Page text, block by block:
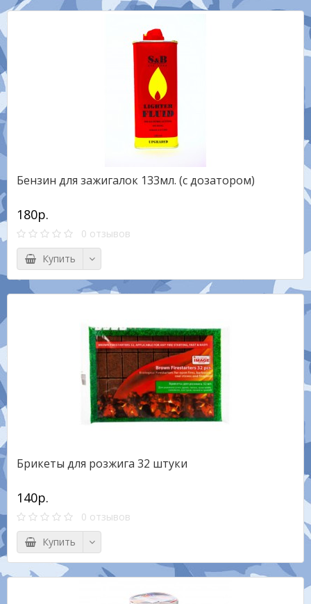
Бензин для зажигалок 133мл. (с дозатором)
180р.
0 отзывов
Купить
Брикеты для розжига 32 штуки
140р.
0 отзывов
Купить